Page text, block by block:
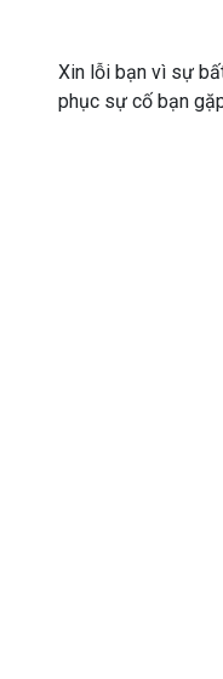
Xin lỗi bạn vì sự
phục sự cố bạn